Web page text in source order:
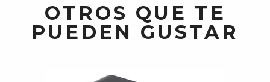
OTROS QUE TE
PUEDEN GUSTAR